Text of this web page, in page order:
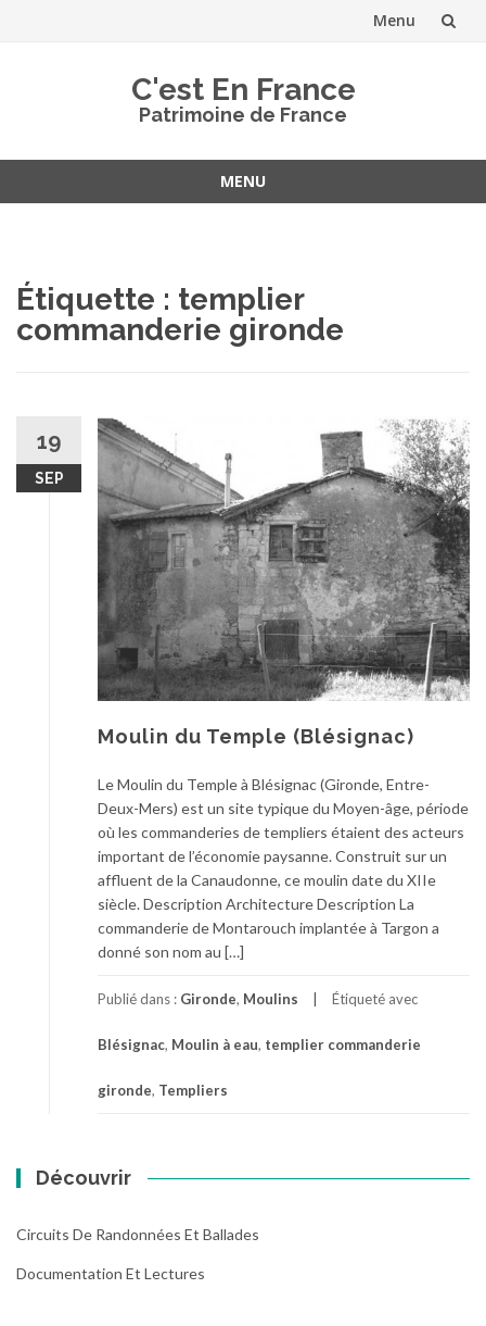
Menu
C'est En France
Patrimoine de France
MENU
Étiquette : templier
commanderie gironde
19
SEP
Moulin du Temple (Blésignac)
Le Moulin du Temple à Blésignac (Gironde, Entre-
Deux-Mers) est un site typique du Moyen-âge, période
où les commanderies de templiers étaient des acteurs
important de l’économie paysanne. Construit sur un
affluent de la Canaudonne, ce moulin date du XIIe
siècle. Description Architecture Description La
commanderie de Montarouch implantée à Targon a
donné son nom au […]
Publié dans : Gironde, Moulins Étiqueté avec
Blésignac, Moulin à eau, templier commanderie
gironde, Templiers
Découvrir
Circuits De Randonnées Et Ballades
Documentation Et Lectures